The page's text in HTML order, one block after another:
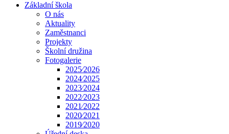
Základní škola
O nás
Aktuality
Zaměstnanci
Projekty
Školní družina
Fotogalerie
2025⁄2026
2024⁄2025
2023⁄2024
2022⁄2023
2021⁄2022
2020⁄2021
2019⁄2020